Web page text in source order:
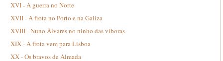
XVI - A guerra no Norte
XVII - A frota no Porto e na Galiza
XVIII - Nuno Álvares no ninho das víboras
XIX - A frota vem para Lisboa
XX - Os bravos de Almada